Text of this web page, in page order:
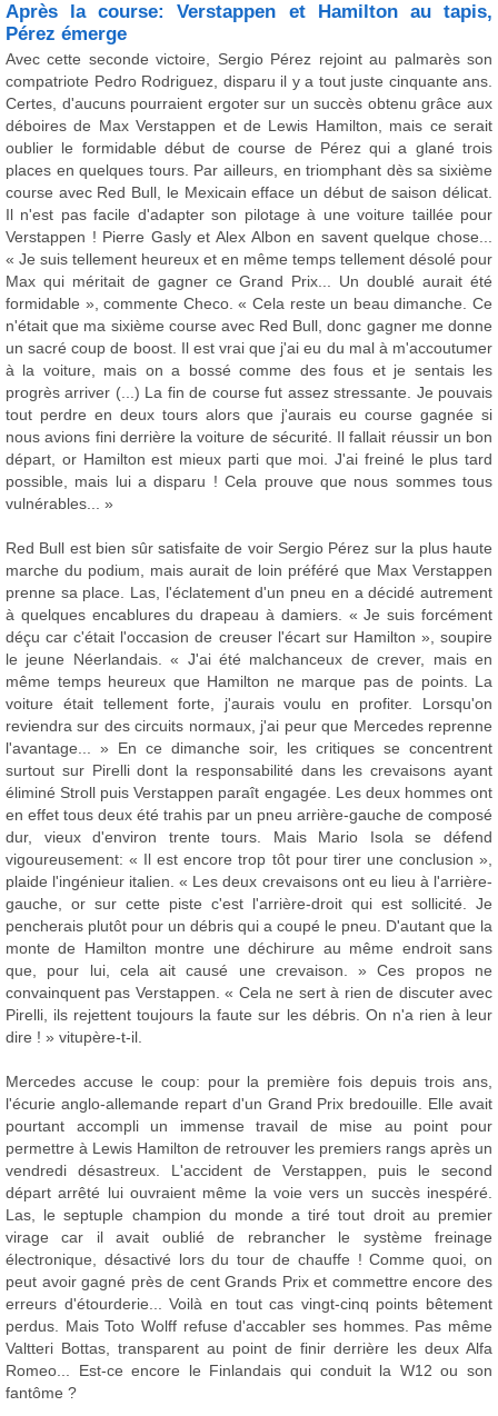
Après la course: Verstappen et Hamilton au tapis,
Pérez émerge
Avec cette seconde victoire, Sergio Pérez rejoint au palmarès son
compatriote Pedro Rodriguez, disparu il y a tout juste cinquante ans.
Certes, d'aucuns pourraient ergoter sur un succès obtenu grâce aux
déboires de Max Verstappen et de Lewis Hamilton, mais ce serait
oublier le formidable début de course de Pérez qui a glané trois
places en quelques tours. Par ailleurs, en triomphant dès sa sixième
course avec Red Bull, le Mexicain efface un début de saison délicat.
Il n'est pas facile d'adapter son pilotage à une voiture taillée pour
Verstappen ! Pierre Gasly et Alex Albon en savent quelque chose...
« Je suis tellement heureux et en même temps tellement désolé pour
Max qui méritait de gagner ce Grand Prix... Un doublé aurait été
formidable », commente Checo. « Cela reste un beau dimanche. Ce
n'était que ma sixième course avec Red Bull, donc gagner me donne
un sacré coup de boost. Il est vrai que j'ai eu du mal à m'accoutumer
à la voiture, mais on a bossé comme des fous et je sentais les
progrès arriver (...) La fin de course fut assez stressante. Je pouvais
tout perdre en deux tours alors que j'aurais eu course gagnée si
nous avions fini derrière la voiture de sécurité. Il fallait réussir un bon
départ, or Hamilton est mieux parti que moi. J'ai freiné le plus tard
possible, mais lui a disparu ! Cela prouve que nous sommes tous
vulnérables... »
Red Bull est bien sûr satisfaite de voir Sergio Pérez sur la plus haute
marche du podium, mais aurait de loin préféré que Max Verstappen
prenne sa place. Las, l'éclatement d'un pneu en a décidé autrement
à quelques encablures du drapeau à damiers. « Je suis forcément
déçu car c'était l'occasion de creuser l'écart sur Hamilton », soupire
le jeune Néerlandais. « J'ai été malchanceux de crever, mais en
même temps heureux que Hamilton ne marque pas de points. La
voiture était tellement forte, j'aurais voulu en profiter. Lorsqu'on
reviendra sur des circuits normaux, j'ai peur que Mercedes reprenne
l'avantage... » En ce dimanche soir, les critiques se concentrent
surtout sur Pirelli dont la responsabilité dans les crevaisons ayant
éliminé Stroll puis Verstappen paraît engagée. Les deux hommes ont
en effet tous deux été trahis par un pneu arrière-gauche de composé
dur, vieux d'environ trente tours. Mais Mario Isola se défend
vigoureusement: « Il est encore trop tôt pour tirer une conclusion »,
plaide l'ingénieur italien. « Les deux crevaisons ont eu lieu à l'arrière-
gauche, or sur cette piste c'est l'arrière-droit qui est sollicité. Je
pencherais plutôt pour un débris qui a coupé le pneu. D'autant que la
monte de Hamilton montre une déchirure au même endroit sans
que, pour lui, cela ait causé une crevaison. » Ces propos ne
convainquent pas Verstappen. « Cela ne sert à rien de discuter avec
Pirelli, ils rejettent toujours la faute sur les débris. On n'a rien à leur
dire ! » vitupère-t-il.
Mercedes accuse le coup: pour la première fois depuis trois ans,
l'écurie anglo-allemande repart d'un Grand Prix bredouille. Elle avait
pourtant accompli un immense travail de mise au point pour
permettre à Lewis Hamilton de retrouver les premiers rangs après un
vendredi désastreux. L'accident de Verstappen, puis le second
départ arrêté lui ouvraient même la voie vers un succès inespéré.
Las, le septuple champion du monde a tiré tout droit au premier
virage car il avait oublié de rebrancher le système freinage
électronique, désactivé lors du tour de chauffe ! Comme quoi, on
peut avoir gagné près de cent Grands Prix et commettre encore des
erreurs d'étourderie... Voilà en tout cas vingt-cinq points bêtement
perdus. Mais Toto Wolff refuse d'accabler ses hommes. Pas même
Valtteri Bottas, transparent au point de finir derrière les deux Alfa
Romeo... Est-ce encore le Finlandais qui conduit la W12 ou son
fantôme ?